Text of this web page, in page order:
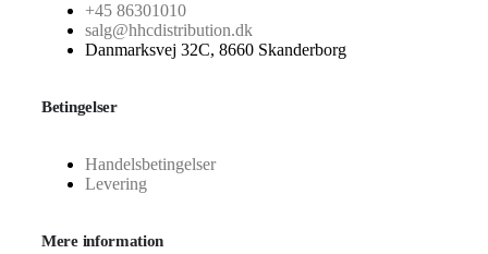
+45 86301010
salg@hhcdistribution.dk
Danmarksvej 32C, 8660 Skanderborg
Betingelser
Handelsbetingelser
Levering
Mere information